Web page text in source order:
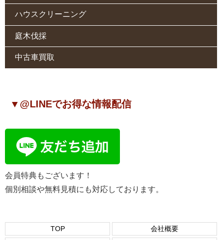
ハウスクリーニング
庭木伐採
中古車買取
▼@LINEでお得な情報配信
会員特典もございます！
個別相談や無料見積にも対応しております。
TOP
会社概要